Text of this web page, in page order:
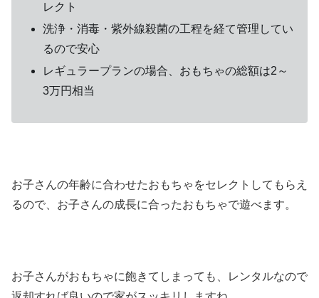
レクト
洗浄・消毒・紫外線殺菌の工程を経て管理してい
るので安心
レギュラープランの場合、おもちゃの総額は2～
3万円相当
お子さんの年齢に合わせたおもちゃをセレクトしてもらえ
るので、お子さんの成長に合ったおもちゃで遊べます。
お子さんがおもちゃに飽きてしまっても、レンタルなので